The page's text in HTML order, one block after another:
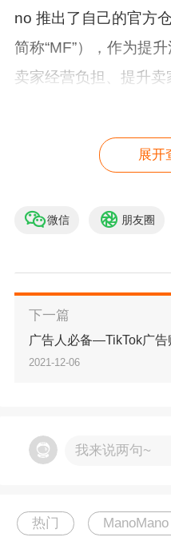
no 推出了自己的官方
简称“MF”），作为提
卖家经营负担、提升
入 ManoMano 的官方
方人员为其进行储存
列物流服务，让卖家
自推出后，MF服务获
进入高速发展阶段。
班牙和意大利仓。目前
展开
微信 朋友圈
下一篇
广告人必备—TikTok广告
2021-12-06
我来说两句~
热门 ManoMano